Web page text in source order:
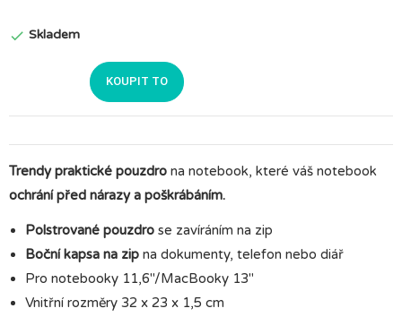
 Skladem
KOUPIT TO
Trendy praktické pouzdro na notebook, které váš notebook
ochrání před nárazy a poškrábáním.
Polstrované pouzdro se zavíráním na zip
Boční kapsa na zip na dokumenty, telefon nebo diář
Pro notebooky 11,6"/MacBooky 13"
Vnitřní rozměry 32 x 23 x 1,5 cm